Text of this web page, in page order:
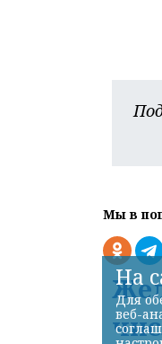
Мы в
На
Для
веб-